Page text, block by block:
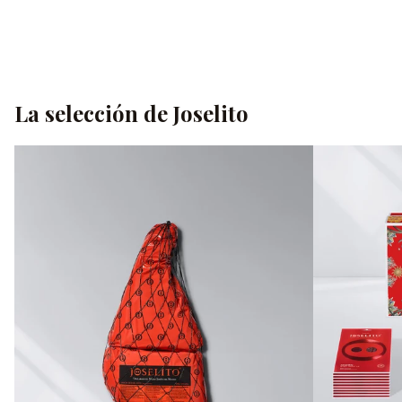
Sal (g)
La selección de Joselito